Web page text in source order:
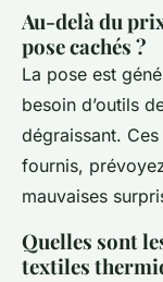
Au-delà du
pose cachés ?
La pose est
besoin d’outils
dégraissant.
fournis,
mauvaises
Quelles sont
textiles